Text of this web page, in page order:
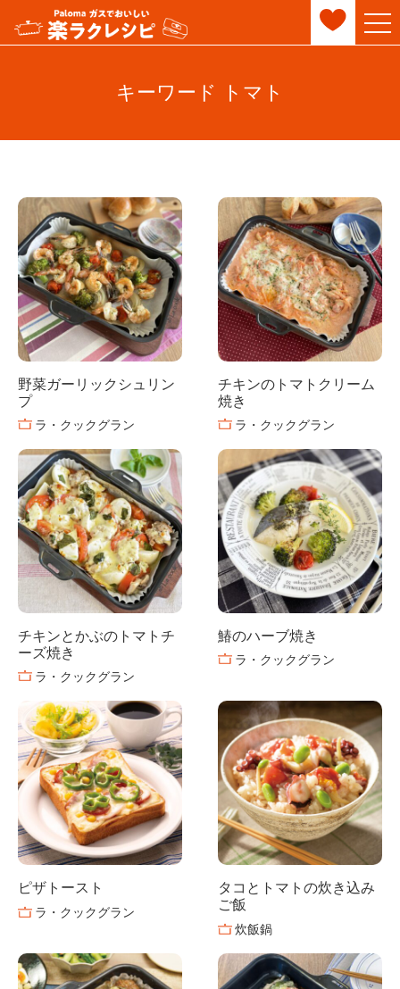
キーワード トマト
野菜ガーリックシュリン
プ
ラ・クックグラン
チキンのトマトクリーム
焼き
ラ・クックグラン
チキンとかぶのトマトチ
ーズ焼き
ラ・クックグラン
鰆のハーブ焼き
ラ・クックグラン
ピザトースト
ラ・クックグラン
タコとトマトの炊き込み
ご飯
炊飯鍋